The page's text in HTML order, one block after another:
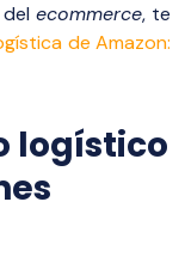
ecommerce, te
de Amazon:
logístico